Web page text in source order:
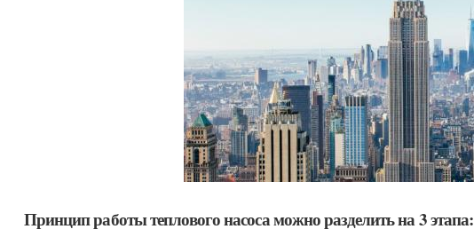
Принцип работы теплового насоса можно разделить на 3 этапа: